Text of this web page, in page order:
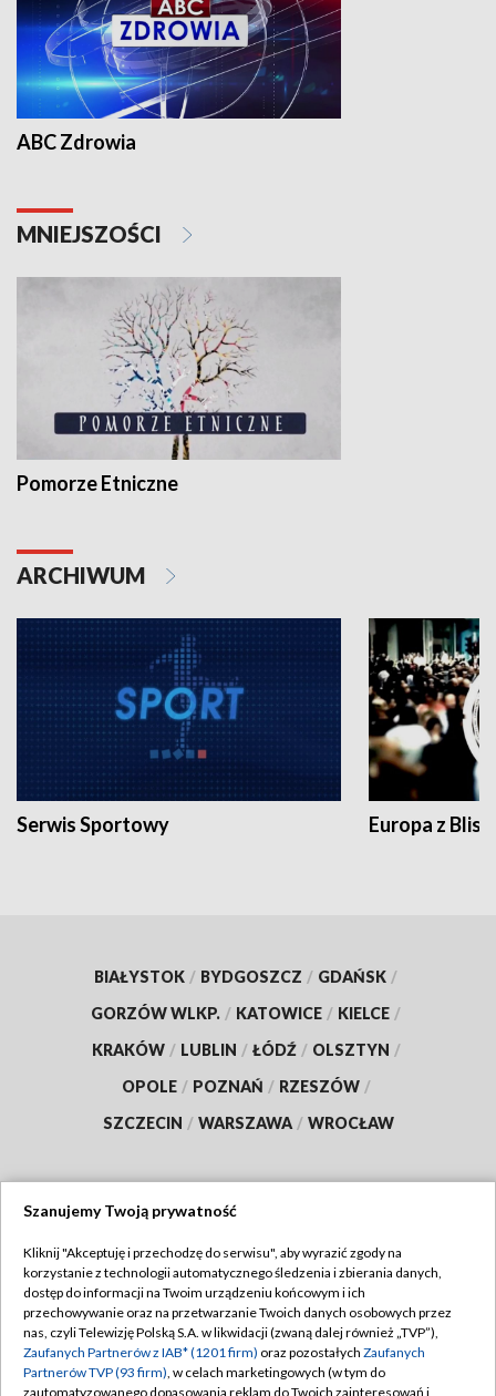
ABC Zdrowia
MNIEJSZOŚCI
Pomorze Etniczne
ARCHIWUM
Serwis Sportowy Europa z
BIAŁYSTOK / BYDGOSZCZ / GDAŃSK /
GORZÓW WLKP. / KATOWICE / KIELCE /
KRAKÓW / LUBLIN / ŁÓDŹ / OLSZTYN /
OPOLE / POZNAŃ / RZESZÓW /
SZCZECIN / WARSZAWA / WROCŁAW
TVP
Abonament TVP
Emisja w TVP
Centrum informacji TVP
Regulamin TVP
Polityka prywatności
Moje zgody
Szanujemy Twoją prywatność
Kliknij "Akceptuję i przechodzę do serwisu", aby wyrazić zgody na
korzystanie z technologii automatycznego śledzenia i zbierania danych,
dostęp do informacji na Twoim urządzeniu końcowym i ich
przechowywanie oraz na przetwarzanie Twoich danych osobowych przez
nas, czyli Telewizję Polską S.A. w likwidacji (zwaną dalej również „TVP”),
Zaufanych Partnerów z IAB* (1201 firm) oraz pozostałych Zaufanych
Partnerów TVP (93 firm), w celach marketingowych (w tym do
zautomatyzowanego dopasowania reklam do Twoich zainteresowań i